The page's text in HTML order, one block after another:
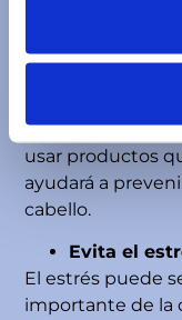
La hidratación es
peinarlo. Un
romperse más
usar productos
ayudará a
cabello.
Evita el
El estrés puede
importante de la